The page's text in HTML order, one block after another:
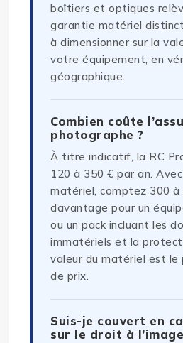
boîtiers et optiques
garantie matériel
à dimensionner sur la
votre équipement, en
géographique.
Combien coûte
photographe ?
À titre indicatif, la RC
120 à 350 € par an.
matériel, comptez 300 à
davantage pour un
ou un pack incluant les
immatériels et la
valeur du matériel est le
de prix.
Suis-je couvert en
sur le droit à